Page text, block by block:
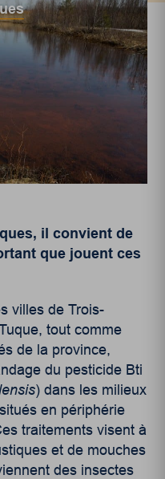
il convient de
que jouent ces
villes de Trois-
tout comme
de la province,
du pesticide Bti
) dans les milieux
en périphérie
traitements visent à
et de mouches
des insectes